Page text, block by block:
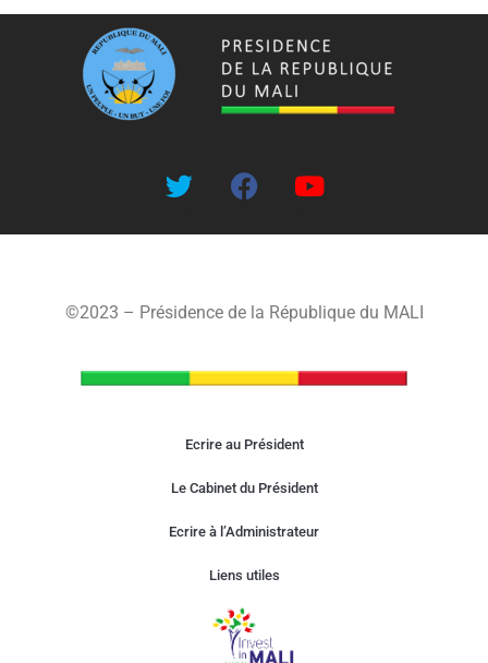
©2023 – Présidence de la République du MALI
Ecrire au Président
Le Cabinet du Président
Ecrire à l’Administrateur
Liens utiles